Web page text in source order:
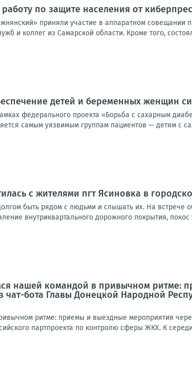
по защите населения от
приняли участие в аппаратном совещании
и коллег из Самарской области. Кроме того,
детей и беременных женщин
федерального проекта «Борьба с сахарным
самым уязвимым группам пациентов — детям с
с жителями пгт Ясиновка в
быть рядом с людьми и слышать их. На встрече
внутриквартального дорожного покрытия,
нашей командой в привычном ритме:
чат-бота Главы Донецкой Народной
ритме: приемы и выездные мероприятия
партпроекта по контролю сферы ЖКХ. К